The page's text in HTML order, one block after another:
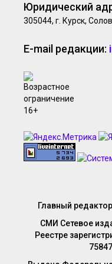
Юридический
305044, г. Курск,
E-mail редакции:
Главный
СМИ Сетевое
Реестре